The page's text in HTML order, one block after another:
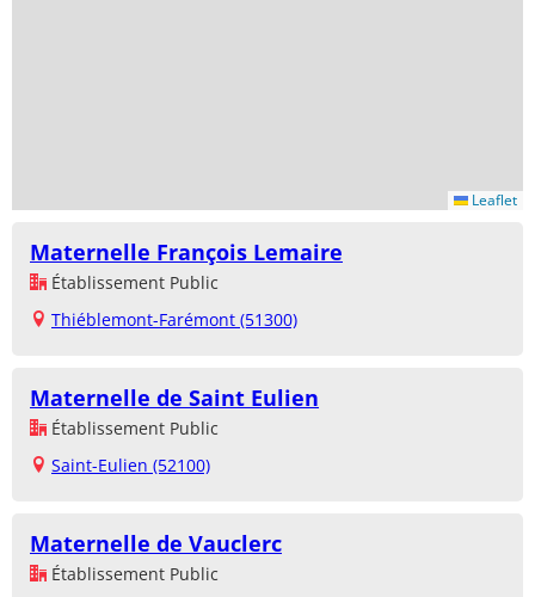
Leaflet
Maternelle François Lemaire
Établissement Public
Thiéblemont-Farémont (51300)
Maternelle de Saint Eulien
Établissement Public
Saint-Eulien (52100)
Maternelle de Vauclerc
Établissement Public